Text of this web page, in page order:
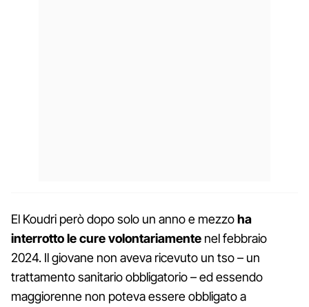
El Koudri però dopo solo un anno e mezzoha
interrotto le cure volontariamente nel febbraio
2024. Il giovane non aveva ricevuto un tso – un
trattamento sanitario obbligatorio – ed essendo
maggiorenne non poteva essere obbligato a